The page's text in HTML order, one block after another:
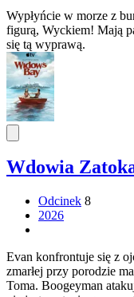
Wypłyńcie w morze z
figurą, Wyckiem! Mają
się tą wyprawą.
Wdowia
Odcinek 8
2026
Evan konfrontuje się z
zmarłej przy porodzie
Toma. Boogeyman